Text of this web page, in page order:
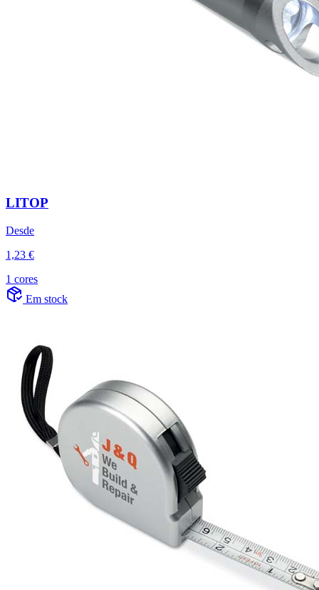
LITOP
Desde
1,23 €
1 cores
Em stock